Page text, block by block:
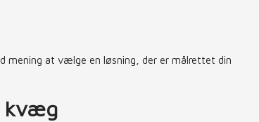
mening at vælge en løsning, der er målrettet din
kvæg